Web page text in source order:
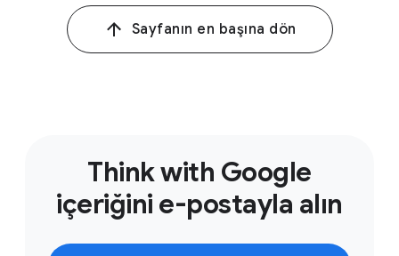
Sayfanın en başına dön
Think with Google
içeriğini e-postayla alın